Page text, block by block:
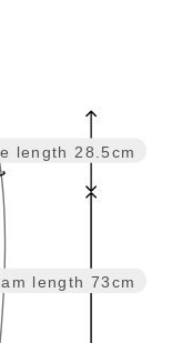
length 73cm
length 28.5cm